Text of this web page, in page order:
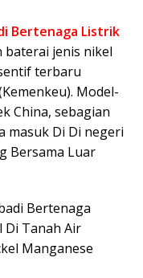
Bertenaga Listrik
baterai jenis nikel
terbaru
Model-
China, sebagian
masuk Di Di negeri
Bersama Luar
Bertenaga
Di Tanah Air
Manganese